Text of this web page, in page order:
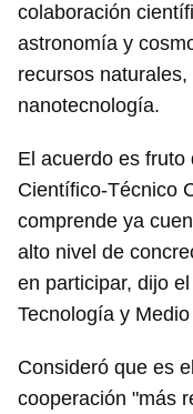
colaboración
astronomía y
recursos
nanotecnología.
El acuerdo es fruto
Científico-Técnico
comprende ya
alto nivel de
en participar, dijo
Tecnología y
Consideró que es
cooperación "más